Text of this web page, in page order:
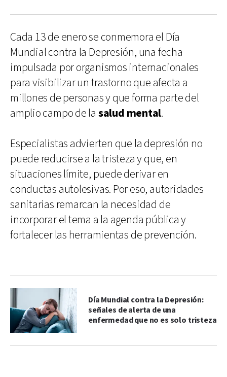
Cada 13 de enero se conmemora el Día
Mundial contra la Depresión, una fecha
impulsada por organismos internacionales
para visibilizar un trastorno que afecta a
millones de personas y que forma parte del
amplio campo de la salud mental.
Especialistas advierten que la depresión no
puede reducirse a la tristeza y que, en
situaciones límite, puede derivar en
conductas autolesivas. Por eso, autoridades
sanitarias remarcan la necesidad de
incorporar el tema a la agenda pública y
fortalecer las herramientas de prevención.
Día Mundial contra la Depresión:
señales de alerta de una
enfermedad que no es solo tristeza